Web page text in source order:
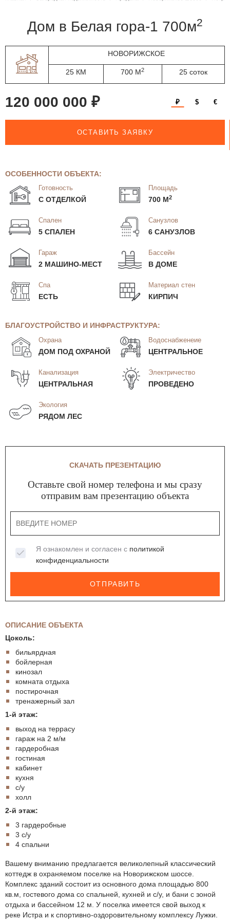
дом в Белая гора-1 700м2
НОВОРИЖСКОЕ
25 КМ 700 М2 25 соток
120 000 000 ₽ ₽ $ €
ОСТАВИТЬ ЗАЯВКУ
ОСОБЕННОСТИ ОБЪЕКТА:
Готовность
С ОТДЕЛКОЙ
Площадь
700 М2
Спален
5 СПАЛЕН
Санузлов
6 САНУЗЛОВ
Гараж
2 МАШИНО-МЕСТ
Бассейн
В ДОМЕ
Спа
ЕСТЬ
Материал стен
КИРПИЧ
БЛАГОУСТРОЙСТВО И ИНФРАСТРУКТУРА:
Охрана
ДОМ ПОД ОХРАНОЙ
Водоснабженеие
ЦЕНТРАЛЬНОЕ
Канализация
ЦЕНТРАЛЬНАЯ
Электричество
ПРОВЕДЕНО
Экология
РЯДОМ ЛЕС
ОПИСАНИЕ ОБЪЕКТА
Цоколь:
бильярдная
бойлерная
кинозал
комната отдыха
постирочная
тренажерный зал
1-й этаж:
выход на террасу
гараж на 2 м/м
гардеробная
гостиная
кабинет
кухня
с/у
холл
2-й этаж:
3 гардеробные
3 с/у
4 спальни
Вашему вниманию предлагается великолепный классический
коттедж в охраняемом поселке на Новорижском шоссе.
Комплекс зданий состоит из основного дома площадью 800
кв.м, гостевого дома со спальней, кухней и с/у, и бани с зоной
отдыха и бассейном 12 м. У поселка имеется свой выход к
реке Истра и к спортивно-оздоровительному комплексу Лужки.
СКАЧАТЬ ПРЕЗЕНТАЦИЮ
Оставьте свой номер телефона и мы сразу
отправим вам презентацию объекта
Я ознакомлен и согласен с политикой
конфиденциальности
ОТПРАВИТЬ